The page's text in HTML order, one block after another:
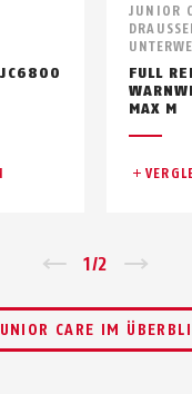
JC6800
JUNIOR
FULL
MAX M
Zurück
1/2
CARE IM